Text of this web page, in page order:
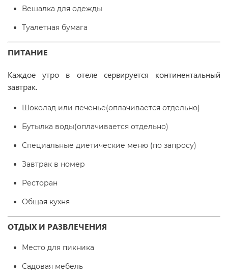
Вешалка для одежды
Туалетная бумага
ПИТАНИЕ
Каждое утро в отеле сервируется континентальный
завтрак.
Шоколад или печенье(оплачивается отдельно)
Бутылка воды(оплачивается отдельно)
Специальные диетические меню (по запросу)
Завтрак в номер
Ресторан
Общая кухня
ОТДЫХ И РАЗВЛЕЧЕНИЯ
Место для пикника
Садовая мебель